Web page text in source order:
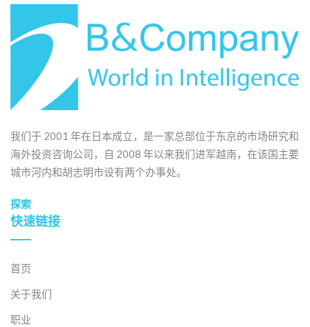
我们于 2001 年在日本成立，是一家总部位于东京的市场研究和
海外投资咨询公司，自 2008 年以来我们进军越南，在该国主要
城市河内和胡志明市设有两个办事处。
探索
快速链接
首页
关于我们
职业